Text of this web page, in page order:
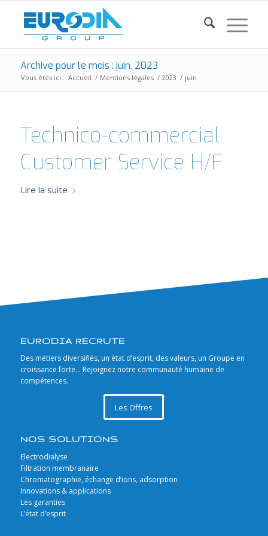
Archive pour le mois : juin, 2023
Vous êtes ici : Accueil / Mentions légales / 2023 / juin
Technico-commercial
Customer Service H/F
Lire la suite
EURODIA RECRUTE
Des métiers diversifiés, un état d’esprit, des valeurs, un Groupe en
croissance forte… Rejoignez notre communauté humaine de
compétences.
Les Offres
NOS SOLUTIONS
Electrodialyse
Filtration membranaire
Chromatographie, échange d’ions, adsorption
Innovations & applications
Les garanties
L’état d’esprit